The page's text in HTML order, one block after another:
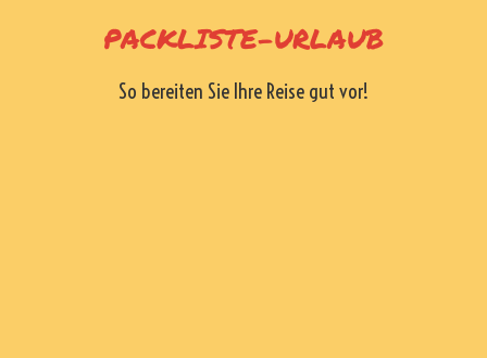
PACKLISTE-URLAUB
So bereiten Sie Ihre Reise gut vor!